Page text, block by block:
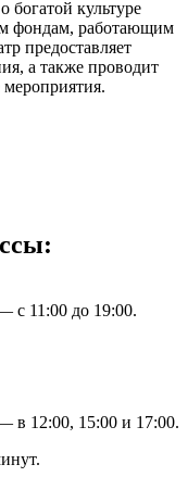
богатой культуре
фондам, работающим
предоставляет
а также проводит
с 11:00 до 19:00.
в 12:00, 15:00 и 17:00.